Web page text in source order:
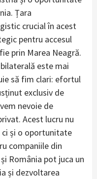
Țara
crucial în acest
pentru accesul
prin Marea Neagră.
este mai
să fim clari: efortul
exclusiv de
nevoie de
Acest lucru nu
și o oportunitate
companiile din
România pot juca un
și dezvoltarea